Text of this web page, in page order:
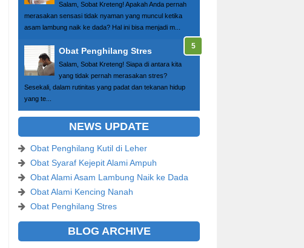
Salam, Sobat Kreteng! Apakah Anda pernah
merasakan sensasi tidak nyaman yang muncul ketika
asam lambung naik ke dada? Hal ini bisa menjadi m...
Obat Penghilang Stres
Salam, Sobat Kreteng! Siapa di antara kita
yang tidak pernah merasakan stres?
Sesekali, dalam rutinitas yang padat dan tekanan hidup
yang te...
NEWS UPDATE
Obat Penghilang Kutil di Leher
Obat Syaraf Kejepit Alami Ampuh
Obat Alami Asam Lambung Naik ke Dada
Obat Alami Kencing Nanah
Obat Penghilang Stres
BLOG ARCHIVE